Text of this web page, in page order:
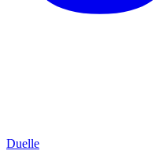
Duelle